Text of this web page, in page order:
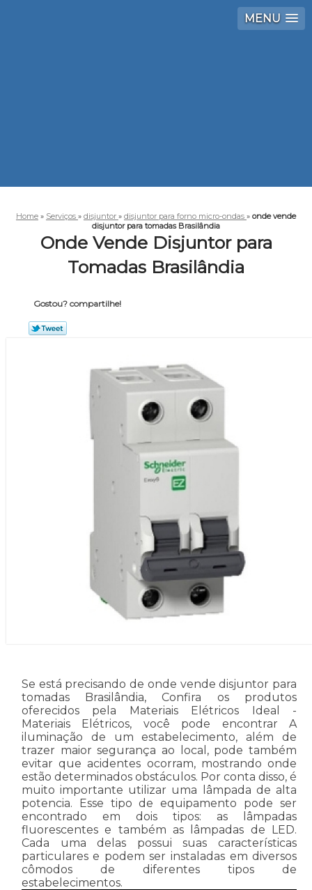
MENU
Home » Serviços » disjuntor » disjuntor para forno micro-ondas » onde vende
disjuntor para tomadas Brasilândia
Onde Vende Disjuntor para
Tomadas Brasilândia
Gostou? compartilhe!
Se está precisando de onde vende disjuntor para
tomadas Brasilândia, Confira os produtos
oferecidos pela Materiais Elétricos Ideal -
Materiais Elétricos, você pode encontrar A
iluminação de um estabelecimento, além de
trazer maior segurança ao local, pode também
evitar que acidentes ocorram, mostrando onde
estão determinados obstáculos. Por conta disso, é
muito importante utilizar uma lâmpada de alta
potencia. Esse tipo de equipamento pode ser
encontrado em dois tipos: as lâmpadas
fluorescentes e também as lâmpadas de LED.
Cada uma delas possui suas características
particulares e podem ser instaladas em diversos
cômodos de diferentes tipos de
estabelecimentos.